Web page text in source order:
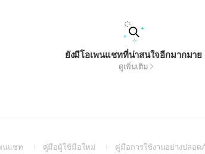
ยังมีโอเพนแชทที่น่าสนใจอีกมากมาย
ดูเพิ่มเติม
นแชท
(Openคู่มือผู้ใช้มือใหม่
(Openคู่มือการใช้งานอย่างปลอด